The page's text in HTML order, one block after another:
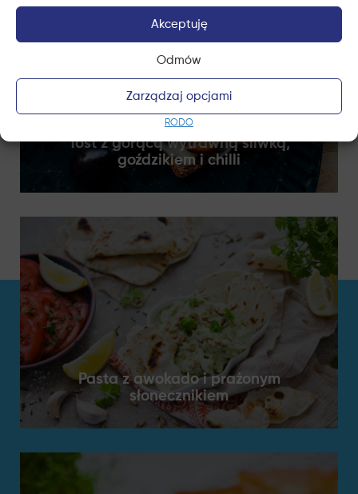
Akceptuję
Odmów
Zarządzaj opcjami
RODO
Tost z gorącą wytrawną śliwką,
goździkiem i chilli
Pasta z awokado i prażonym
słonecznikiem